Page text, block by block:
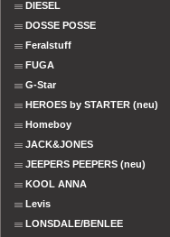
DIESEL
DOSSE POSSE
Feralstuff
FUGA
G-Star
HEROES by STARTER (neu)
Homeboy
JACK&JONES
JEEPERS PEEPERS (neu)
KOOL ANNA
Levis
LONSDALE/BENLEE